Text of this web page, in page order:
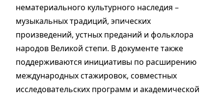
нематериального культурного наследия –
музыкальных традиций, эпических
произведений, устных преданий и фольклора
народов Великой степи. В документе также
поддерживаются инициативы по расширению
международных стажировок, совместных
исследовательских программ и академической